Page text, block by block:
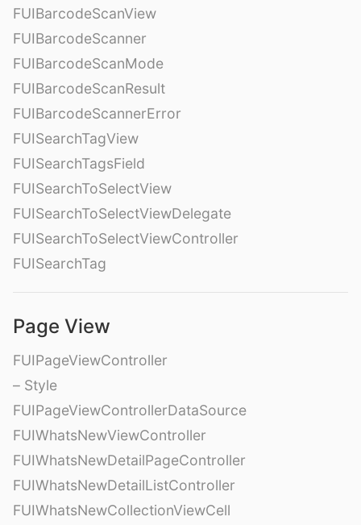
FUIBarcodeScanView
FUIBarcodeScanner
FUIBarcodeScanMode
FUIBarcodeScanResult
FUIBarcodeScannerError
FUISearchTagView
FUISearchTagsField
FUISearchToSelectView
FUISearchToSelectViewDelegate
FUISearchToSelectViewController
FUISearchTag
Page View
FUIPageViewController
– Style
FUIPageViewControllerDataSource
FUIWhatsNewViewController
FUIWhatsNewDetailPageController
FUIWhatsNewDetailListController
FUIWhatsNewCollectionViewCell